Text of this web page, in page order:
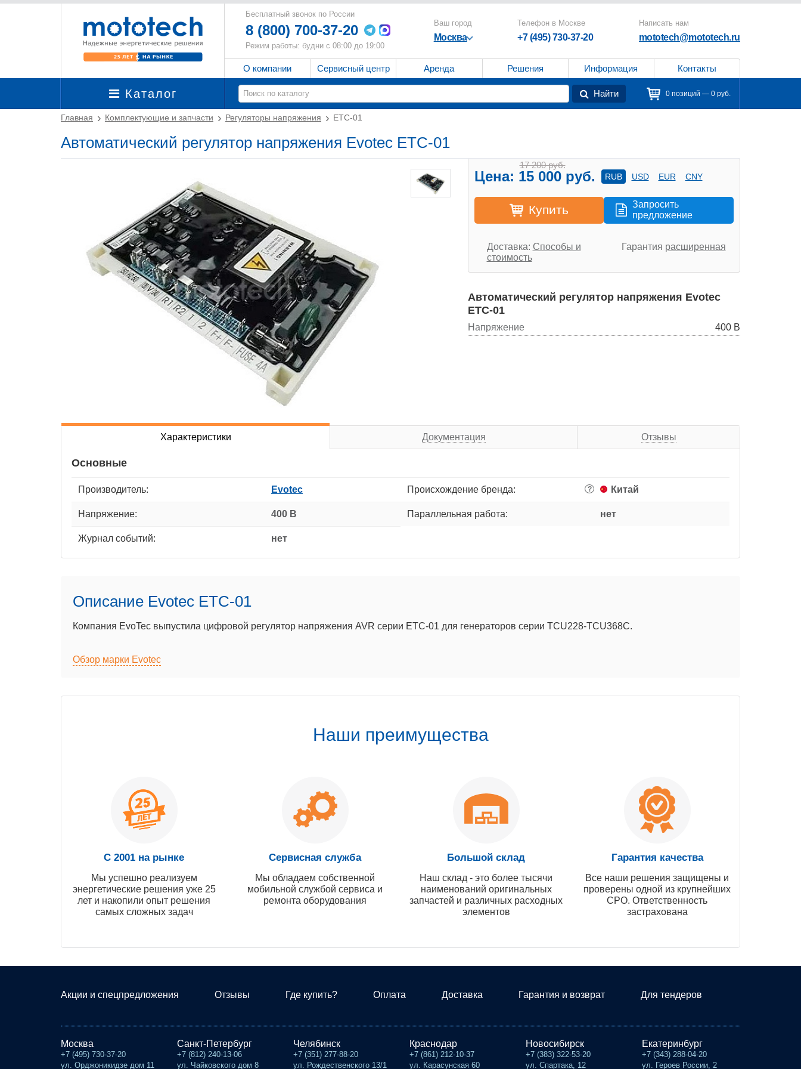
Бесплатный звонок по России
8 (800) 700-37-20
Режим работы: будни с 08:00 до 19:00
Ваш город
Москва
Телефон в Москве
+7 (495) 730-37-20
Написать нам
mototech@mototech.ru
О компании Сервисный центр Аренда Решения Информация Контакты
Каталог Найти 0 позиций — 0 руб.
Главная Комплектующие и запчасти Регуляторы напряжения ETC-01
Автоматический регулятор напряжения Evotec ETC-01
Цена: 15 000 руб.
17 200 руб.
RUB USD EUR CNY
Купить
Запросить
предложение
Доставка: Способы и
стоимость
Гарантия расширенная
Автоматический регулятор напряжения Evotec
ETC-01
Напряжение 400 В
Характеристики Документация Отзывы
Основные
Производитель: Evotec Происхождение бренда: ? Китай
Напряжение: 400 В Параллельная работа: нет
Журнал событий: нет
Описание Evotec ETC-01
Компания EvoTec выпустила цифровой регулятор напряжения AVR серии ETC-01 для генераторов серии TCU228-TCU368C.
Обзор марки Evotec
Наши преимущества
С 2001 на рынке
Мы успешно реализуем
энергетические решения уже 25
лет и накопили опыт решения
самых сложных задач
Сервисная служба
Мы обладаем собственной
мобильной службой сервиса и
ремонта оборудования
Большой склад
Наш склад - это более тысячи
наименований оригинальных
запчастей и различных расходных
элементов
Гарантия качества
Все наши решения защищены и
проверены одной из крупнейших
СРО. Ответственность
застрахована
Акции и спецпредложения Отзывы Где купить? Оплата Доставка Гарантия и возврат Для тендеров
Москва
+7 (495) 730-37-20
ул. Орджоникидзе дом 11
Санкт-Петербург
+7 (812) 240-13-06
ул. Чайковского дом 8
Челябинск
+7 (351) 277-88-20
ул. Рождественского 13/1
Краснодар
+7 (861) 212-10-37
ул. Карасунская 60
Новосибирск
+7 (383) 322-53-20
ул. Спартака, 12
Екатеринбург
+7 (343) 288-04-20
ул. Героев России, 2